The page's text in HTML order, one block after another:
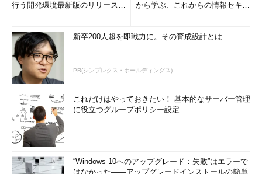
文章の分解
上記の背景を踏まえて、冒頭の英文を少しずつ区切りながら読
み解いてみよう。
[1] Few in the crowd probably recognized Ranadive /
[2] as the man who digitized Wall Street in the 1980s, /
[3] or knew he wants to do the same with a franchise in
disarray. /
[4] His ambitious plan to use technology and data to reboot
行う開発環境最新版のリリースを
から学ぶ、これからの情報セキュ
新卒200人超を即戦力に。その育成設計とは
PR(シンプレクス・ホールディングス)
これだけはやっておきたい！ 基本的なサーバー管理
に役立つグループポリシー設定
“Windows 10へのアップグレード：失敗”はエラーで
はなかった――アップグレードインストールの簡単